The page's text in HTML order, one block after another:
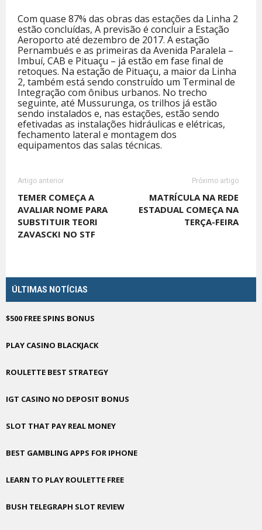
Com quase 87% das obras das estações da Linha 2
estão concluídas, A previsão é concluir a Estação
Aeroporto até dezembro de 2017. A estação
Pernambués e as primeiras da Avenida Paralela –
Imbuí, CAB e Pituaçu – já estão em fase final de
retoques. Na estação de Pituaçu, a maior da Linha
2, também está sendo construído um Terminal de
Integração com ônibus urbanos. No trecho
seguinte, até Mussurunga, os trilhos já estão
sendo instalados e, nas estações, estão sendo
efetivadas as instalações hidráulicas e elétricas,
fechamento lateral e montagem dos
equipamentos das salas técnicas.
Artigo anterior
TEMER COMEÇA A
AVALIAR NOME PARA
SUBSTITUIR TEORI
ZAVASCKI NO STF
Próximo artigo
MATRÍCULA NA REDE
ESTADUAL COMEÇA NA
TERÇA-FEIRA
ÚLTIMAS NOTÍCIAS
$500 FREE SPINS BONUS
PLAY CASINO BLACKJACK
ROULETTE BEST STRATEGY
IGT CASINO NO DEPOSIT BONUS
SLOT THAT PAY REAL MONEY
BEST GAMBLING APPS FOR IPHONE
LEARN TO PLAY ROULETTE FREE
BUSH TELEGRAPH SLOT REVIEW